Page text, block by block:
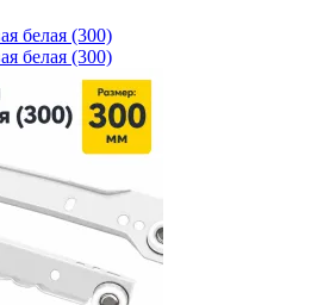
белая (300)
белая (300)